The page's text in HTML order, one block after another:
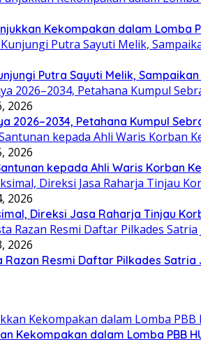
Kekompakan dalam Lomba
Putra Sayuti Melik,
2026
2026–2034, Petahana Kumpul
2026
kepada Ahli Waris Korban
2026
Direksi Jasa Raharja Tinjau
2026
Razan Resmi Daftar Pilkades Satria
Kekompakan dalam Lomba PBB